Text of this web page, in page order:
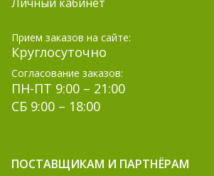
Прием заказов на сайте:
Круглосуточно
Согласование заказов:
ПН-ПТ 9:00 – 21:00
СБ 9:00 – 18:00
ПОСТАВЩИКАМ И ПАРТНЁРАМ